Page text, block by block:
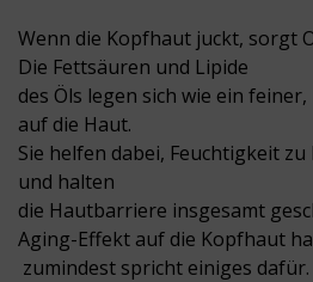
Wenn die Kopfhaut juckt, sorgt
Die Fettsäuren und Lipide
des Öls legen sich wie ein
auf die Haut.
Sie helfen dabei, Feuchtigkeit
und halten
die Hautbarriere insgesamt
Aging-Effekt auf die Kopfhaut
zumindest spricht einiges dafür.